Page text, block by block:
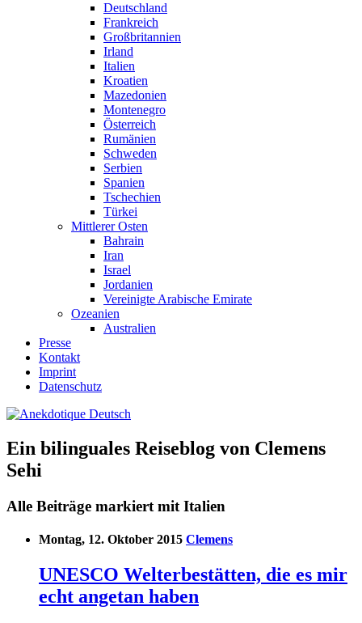
Deutschland
Frankreich
Großbritannien
Irland
Italien
Kroatien
Mazedonien
Montenegro
Österreich
Rumänien
Schweden
Serbien
Spanien
Tschechien
Türkei
Mittlerer Osten
Bahrain
Iran
Israel
Jordanien
Vereinigte Arabische Emirate
Ozeanien
Australien
Presse
Kontakt
Imprint
Datenschutz
Ein bilinguales Reiseblog von Clemens
Sehi
Alle Beiträge markiert mit Italien
Montag, 12. Oktober 2015 Clemens
UNESCO Welterbestätten, die es mir
echt angetan haben